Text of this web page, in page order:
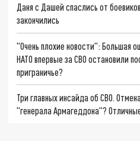
Даня с Дашей спаслись от
закончились
"Очень плохие новости": Большая
НАТО впервые за СВО остановили
приграничье?
Три главных инсайда об СВО.
"генерала Армагеддона"?